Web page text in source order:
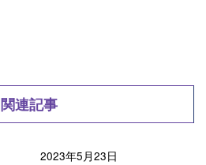
関連記事
2023年5月23日